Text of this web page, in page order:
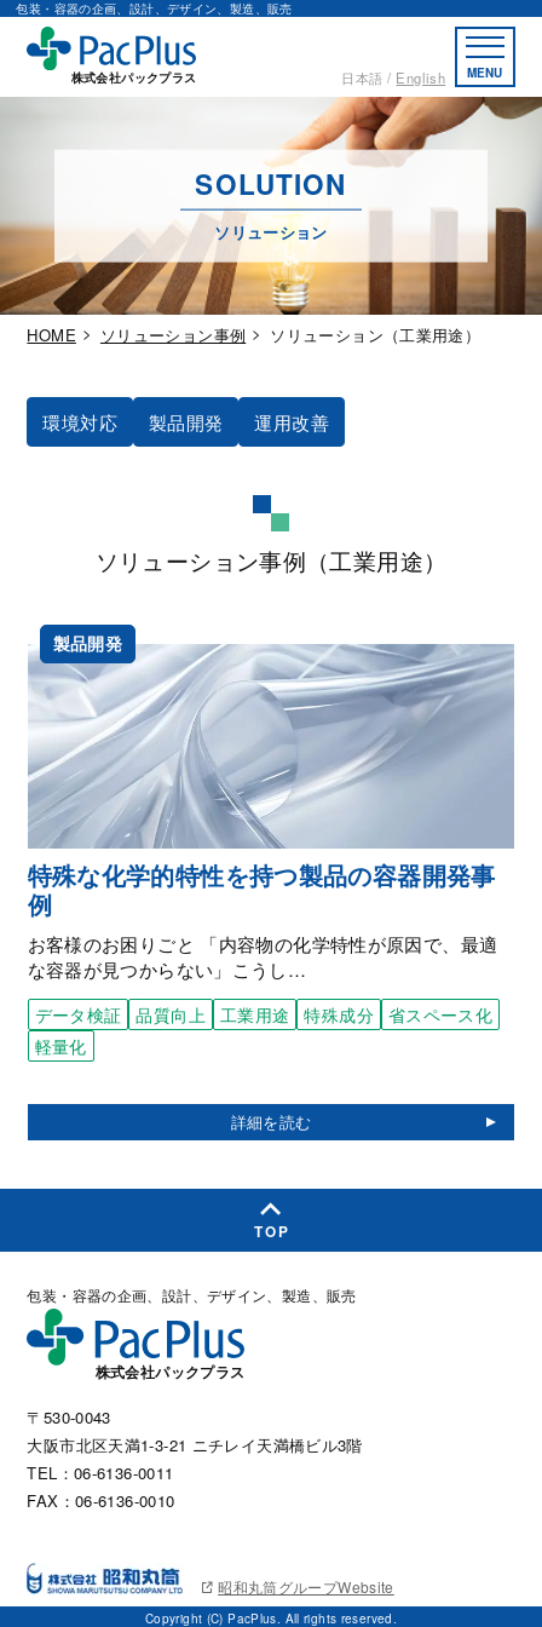
包装・容器の企画、設計、デザイン、製造、販売
株式会社パックプラス 日本語 English MENU
SOLUTION
ソリューション
HOME ソリューション事例 ソリューション（工業用途）
環境対応 製品開発 運用改善
ソリューション事例（工業用途）
製品開発
特殊な化学的特性を持つ製品の容器開発事
例
お客様のお困りごと 「内容物の化学特性が原因で、最適
な容器が見つからない」こうし…
データ検証 品質向上 工業用途 特殊成分
省スペース化
軽量化
TOP
包装・容器の企画、設計、デザイン、製造、販売
株式会社パックプラス
〒530-0043
大阪市北区天満1-3-21 ニチレイ天満橋ビル3階
TEL：06-6136-0011
FAX：06-6136-0010
昭和丸筒グループWebsite
Copyright (C) PacPlus. All rights reserved.